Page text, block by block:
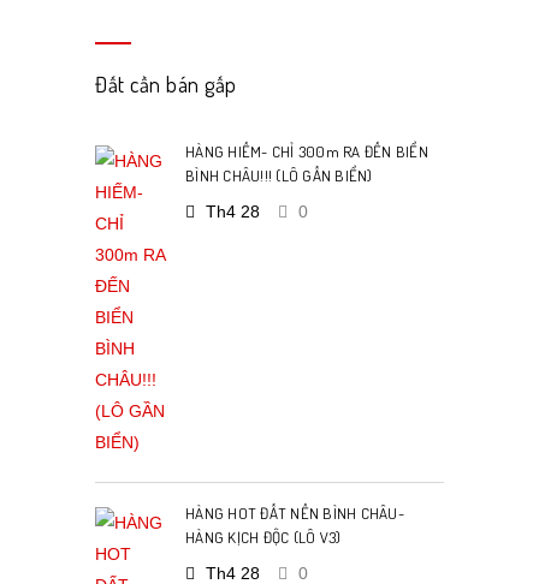
Đất cần bán gấp
HÀNG HIẾM- CHỈ 300m RA ĐẾN BIỂN
BÌNH CHÂU!!! (LÔ GẦN BIỂN)
Th4 28
0
HÀNG HOT ĐẤT NỀN BÌNH CHÂU-
HÀNG KỊCH ĐỘC (LÔ V3)
Th4 28
0